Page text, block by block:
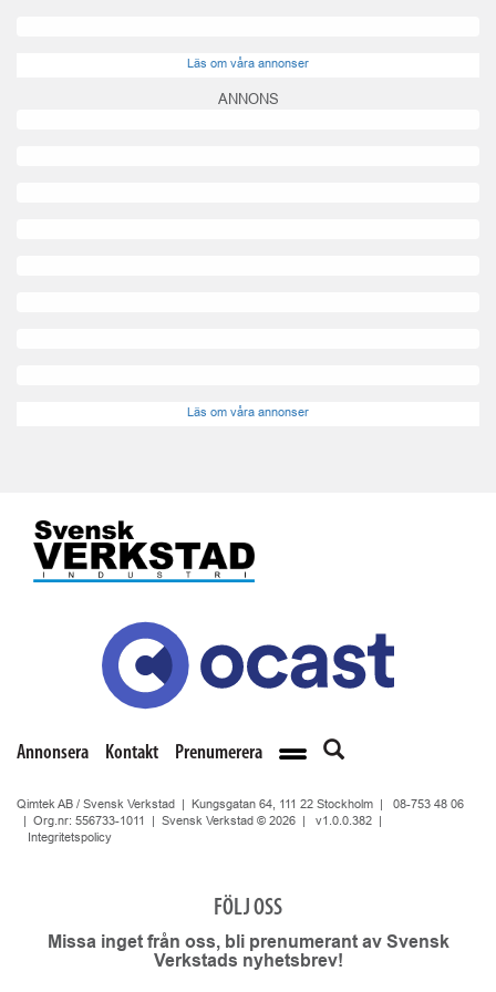
Läs om våra annonser
ANNONS
Läs om våra annonser
Annonsera Kontakt Prenumerera
Qimtek AB / Svensk Verkstad | Kungsgatan 64, 111 22 Stockholm | 08-753 48 06
| Org.nr: 556733-1011 | Svensk Verkstad © 2026 | v1.0.0.382
Integritetspolicy
FÖLJ OSS
Missa inget från oss, bli prenumerant av Svensk
Verkstads nyhetsbrev!